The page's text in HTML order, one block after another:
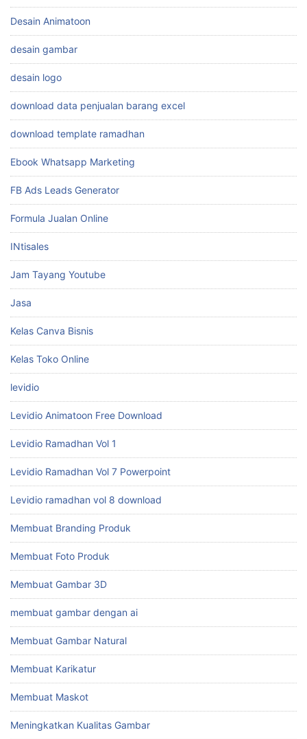
Desain Animatoon
desain gambar
desain logo
download data penjualan barang excel
download template ramadhan
Ebook Whatsapp Marketing
FB Ads Leads Generator
Formula Jualan Online
INtisales
Jam Tayang Youtube
Jasa
Kelas Canva Bisnis
Kelas Toko Online
levidio
Levidio Animatoon Free Download
Levidio Ramadhan Vol 1
Levidio Ramadhan Vol 7 Powerpoint
Levidio ramadhan vol 8 download
Membuat Branding Produk
Membuat Foto Produk
Membuat Gambar 3D
membuat gambar dengan ai
Membuat Gambar Natural
Membuat Karikatur
Membuat Maskot
Meningkatkan Kualitas Gambar